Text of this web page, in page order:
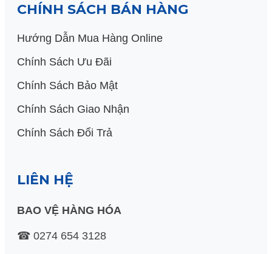
CHÍNH SÁCH BÁN HÀNG
Hướng Dẫn Mua Hàng Online
Chính Sách Ưu Đãi
Chính Sách Bảo Mật
Chính Sách Giao Nhận
Chính Sách Đổi Trả
LIÊN HỆ
BAO VỆ HÀNG HÓA
☎ 0274 654 3128